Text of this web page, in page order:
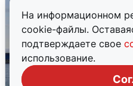
На информационном
cookie-файлы.
подтверждаете свое
использование.